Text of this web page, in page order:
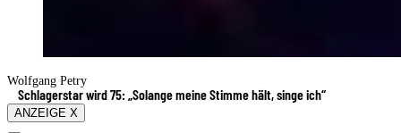
Wolfgang Petry
Schlagerstar wird 75: „Solange meine Stimme hält, singe ich“
ANZEIGE X